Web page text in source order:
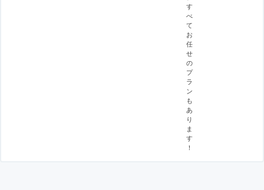
す
べ
て
お
任
せ
の
プ
ラ
ン
も
あ
り
ま
す
！